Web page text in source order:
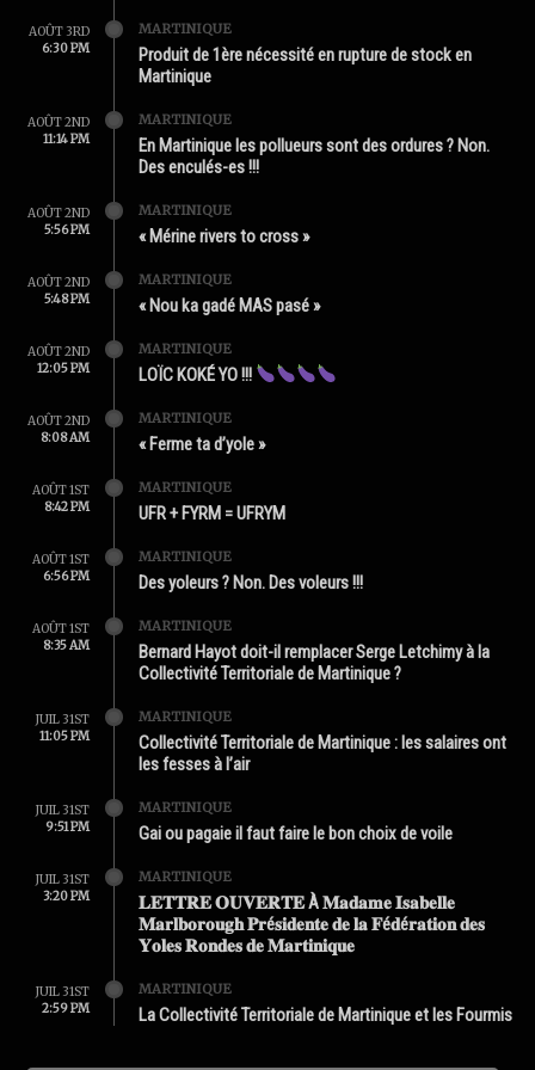
AOÛT 3RD
6:30 PM
MARTINIQUE
Produit de 1ère nécessité en rupture de stock en
Martinique
AOÛT 2ND
11:14 PM
MARTINIQUE
En Martinique les pollueurs sont des ordures ? Non.
Des enculés-es !!!
AOÛT 2ND
5:56 PM
MARTINIQUE
« Mérine rivers to cross »
AOÛT 2ND
5:48 PM
MARTINIQUE
« Nou ka gadé MAS pasé »
AOÛT 2ND
12:05 PM
MARTINIQUE
LOÏC KOKÉ YO !!!
AOÛT 2ND
8:08 AM
MARTINIQUE
« Ferme ta d’yole »
AOÛT 1ST
8:42 PM
MARTINIQUE
UFR + FYRM = UFRYM
AOÛT 1ST
6:56 PM
MARTINIQUE
Des yoleurs ? Non. Des voleurs !!!
AOÛT 1ST
8:35 AM
MARTINIQUE
Bernard Hayot doit-il remplacer Serge Letchimy à la
Collectivité Territoriale de Martinique ?
JUIL 31ST
11:05 PM
MARTINIQUE
Collectivité Territoriale de Martinique : les salaires ont
les fesses à l’air
JUIL 31ST
9:51 PM
MARTINIQUE
Gai ou pagaie il faut faire le bon choix de voile
JUIL 31ST
3:20 PM
MARTINIQUE
𝐋𝐄𝐓𝐓𝐑𝐄 𝐎𝐔𝐕𝐄𝐑𝐓𝐄 À 𝐌𝐚𝐝𝐚𝐦𝐞 𝐈𝐬𝐚𝐛𝐞𝐥𝐥𝐞
𝐌𝐚𝐫𝐥𝐛𝐨𝐫𝐨𝐮𝐠𝐡 𝐏𝐫é𝐬𝐢𝐝𝐞𝐧𝐭𝐞 𝐝𝐞 𝐥𝐚 𝐅é𝐝é𝐫𝐚𝐭𝐢𝐨𝐧 𝐝𝐞𝐬
𝐘𝐨𝐥𝐞𝐬 𝐑𝐨𝐧𝐝𝐞𝐬 𝐝𝐞 𝐌𝐚𝐫𝐭𝐢𝐧𝐢𝐪𝐮𝐞
JUIL 31ST
2:59 PM
MARTINIQUE
La Collectivité Territoriale de Martinique et les Fourmis